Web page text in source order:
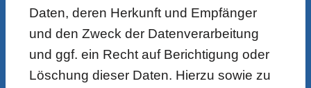
Daten, deren Herkunft und Empfänger
und den Zweck der Datenverarbeitung
und ggf. ein Recht auf Berichtigung oder
Löschung dieser Daten. Hierzu sowie zu